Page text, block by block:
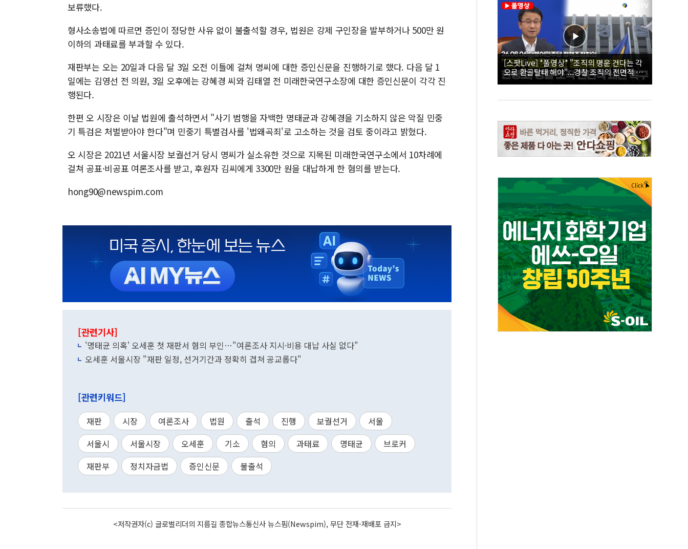
보류했다.
형사소송법에 따르면 증인이 정당한 사유 없이 불출석할 경우, 법원은 강제 구인장을 발부하거나 500만 원
이하의 과태료를 부과할 수 있다.
재판부는 오는 20일과 다음 달 3일 오전 이틀에 걸쳐 명씨에 대한 증인신문을 진행하기로 했다. 다음 달 1
일에는 김영선 전 의원, 3일 오후에는 강혜경 씨와 김태열 전 미래한국연구소장에 대한 증인신문이 각각 진
행된다.
한편 오 시장은 이날 법원에 출석하면서 "사기 범행을 자백한 명태균과 강혜경을 기소하지 않은 악질 민중
기 특검은 처벌받아야 한다"며 민중기 특별검사를 '법왜곡죄'로 고소하는 것을 검토 중이라고 밝혔다.
오 시장은 2021년 서울시장 보궐선거 당시 명씨가 실소유한 것으로 지목된 미래한국연구소에서 10차례에
걸쳐 공표·비공표 여론조사를 받고, 후원자 김씨에게 3300만 원을 대납하게 한 혐의를 받는다.
hong90@newspim.com
[관련기사]
'명태균 의혹' 오세훈 첫 재판서 혐의 부인…"여론조사 지시·비용 대납 사실 없다"
오세훈 서울시장 "재판 일정, 선거기간과 정확히 겹쳐 공교롭다"
[관련키워드]
재판 시장 여론조사 법원 출석 진행 보궐선거
서울
서울시
서울시장 오세훈 기소 혐의 과태료 명태균
브로커
재판부
정치자금법 증인신문 불출석
<저작권자(c) 글로벌리더의 지름길 종합뉴스통신사 뉴스핌(Newspim), 무단 전재-재배포 금지>
[스팟Live] *풀영상* "조직의 명운 건다는 각
오로 환골탈태 해야"...경찰 조직의 전면적 쇄
신 촉구한 한병도 | 26.08.06 더불어민주당 정